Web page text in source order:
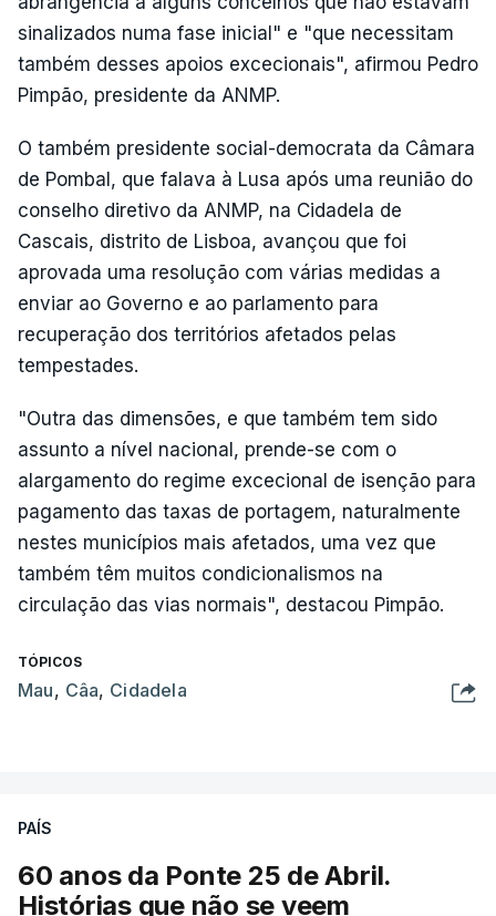
sinalizados numa fase inicial" e "que necessitam
também desses apoios excecionais", afirmou Pedro
Pimpão, presidente da ANMP.
O também presidente social-democrata da Câmara
de Pombal, que falava à Lusa após uma reunião do
conselho diretivo da ANMP, na Cidadela de
Cascais, distrito de Lisboa, avançou que foi
aprovada uma resolução com várias medidas a
enviar ao Governo e ao parlamento para
recuperação dos territórios afetados pelas
tempestades.
"Outra das dimensões, e que também tem sido
assunto a nível nacional, prende-se com o
alargamento do regime excecional de isenção para
pagamento das taxas de portagem, naturalmente
nestes municípios mais afetados, uma vez que
também têm muitos condicionalismos na
circulação das vias normais", destacou Pimpão.
TÓPICOS
Mau, Câa, Cidadela
PAÍS
60 anos da Ponte 25 de Abril.
Histórias que não se veem